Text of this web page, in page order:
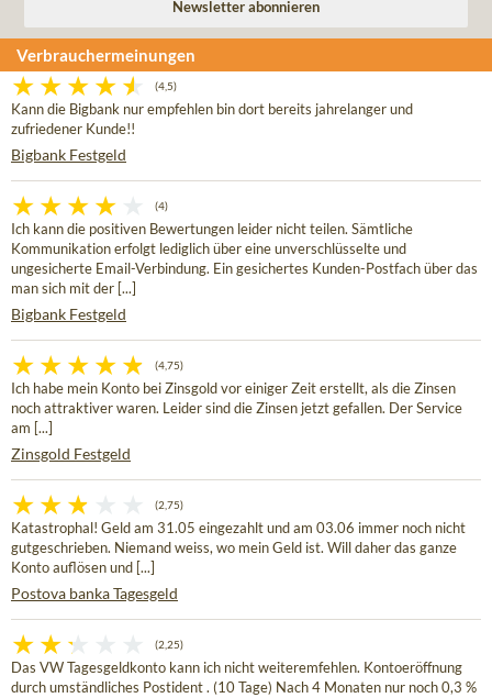
Verbrauchermeinungen
(4,5)
Kann die Bigbank nur empfehlen bin dort bereits jahrelanger und
zufriedener Kunde!!
Bigbank Festgeld
(4)
Ich kann die positiven Bewertungen leider nicht teilen. Sämtliche
Kommunikation erfolgt lediglich über eine unverschlüsselte und
ungesicherte Email-Verbindung. Ein gesichertes Kunden-Postfach über das
man sich mit der [...]
Bigbank Festgeld
(4,75)
Ich habe mein Konto bei Zinsgold vor einiger Zeit erstellt, als die Zinsen
noch attraktiver waren. Leider sind die Zinsen jetzt gefallen. Der Service
am [...]
Zinsgold Festgeld
(2,75)
Katastrophal! Geld am 31.05 eingezahlt und am 03.06 immer noch nicht
gutgeschrieben. Niemand weiss, wo mein Geld ist. Will daher das ganze
Konto auflösen und [...]
Postova banka Tagesgeld
(2,25)
Das VW Tagesgeldkonto kann ich nicht weiteremfehlen. Kontoeröffnung
durch umständliches Postident . (10 Tage) Nach 4 Monaten nur noch 0,3 %